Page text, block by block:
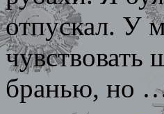
отпускал. У
чувствовать
бранью, но